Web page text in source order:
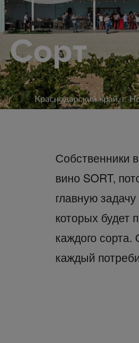
Сорт
Краснодарский край, г.
Собственники
вино SORT,
главную
которых будет
каждого сорта.
каждый